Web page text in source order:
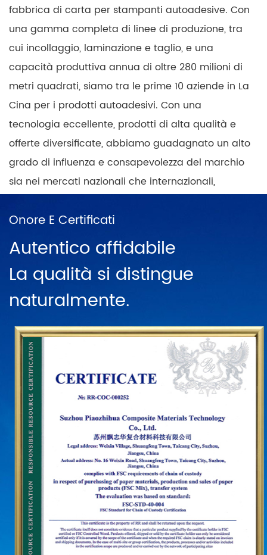
fabbrica di carta per stampanti autoadesive. Con
una gamma completa di linee di produzione, tra
cui incollaggio, laminazione e taglio, e una
capacità produttiva annua di oltre 280 milioni di
metri quadrati, siamo tra le prime 10 aziende in La
Cina per i prodotti autoadesivi. Con una
tecnologia eccellente, prodotti di alta qualità e
offerte diversificate, abbiamo guadagnato un alto
grado di influenza e consapevolezza del marchio
sia nei mercati nazionali che internazionali,
dei punti vendita dei prodotti con una mentalità
positiva e progressista. In Cina esistono reti di
vendita dirette a Shanghai, Ningbo, Hangzhou,
Chengdu, Harbin, Wuhan, Chongqing, Guangzhou,
Changsha, Pechino e decine di catene in
del marchio "PUODEHUA" sulla scena
internazionale, abbiamo costruito una rete di
marketing in decine di paesi e regioni come Stati
Uniti, Germania, Giappone, Corea del Sud, Brasile,
Messico, Russia, Medio Oriente e così via,
coprendo l'Asia, l'Europa, le Americhe, l'Africa e
altre regioni, e sono diventati un fornitore stabile a
lungo termine.
Onore E Certificati
Autentico affidabile
La qualità si distingue
naturalmente.